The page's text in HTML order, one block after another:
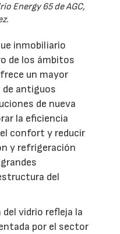
Energy 65 de AGC,
inmobiliario
de los ámbitos
un mayor
antiguos
de nueva
la eficiencia
confort y reducir
y refrigeración
del
vidrio refleja la
por el sector